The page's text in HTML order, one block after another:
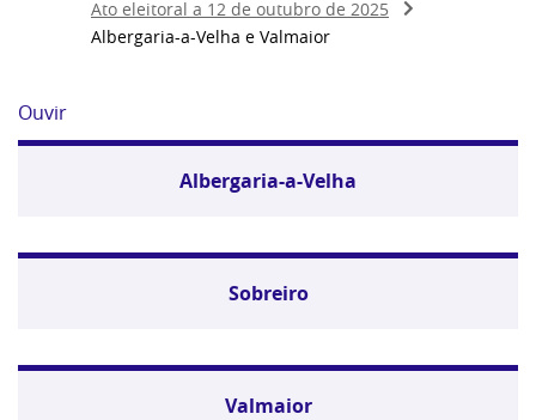
Ato eleitoral a 12 de outubro de 2025
Albergaria-a-Velha e Valmaior
Ouvir
Albergaria-a-Velha
Sobreiro
Valmaior